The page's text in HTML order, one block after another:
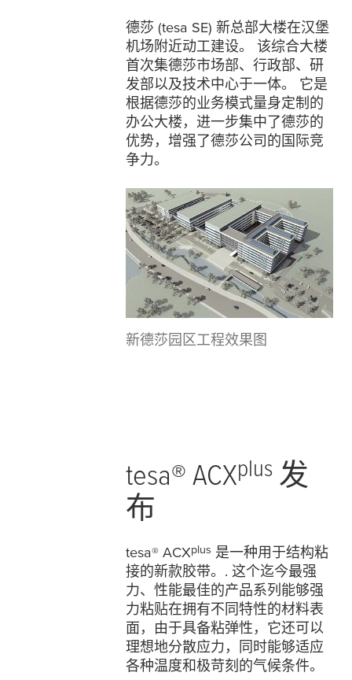
德莎 (tesa SE) 新总部大楼在汉堡
机场附近动工建设。 该综合大楼
首次集德莎市场部、行政部、研
发部以及技术中心于一体。 它是
根据德莎的业务模式量身定制的
办公大楼，进一步集中了德莎的
优势，增强了德莎公司的国际竞
争力。
新德莎园区工程效果图
tesa® ACXplus发
布
tesa® ACXplus 是一种用于结构粘
接的新款胶带。. 这个迄今最强
力、性能最佳的产品系列能够强
力粘贴在拥有不同特性的材料表
面，由于具备粘弹性，它还可以
理想地分散应力，同时能够适应
各种温度和极苛刻的气候条件。